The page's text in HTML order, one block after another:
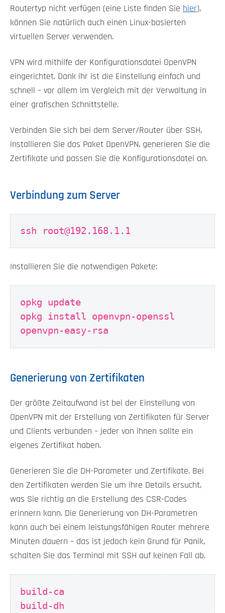
Routertyp nicht verfügen (eine Liste finden Sie hier),
können Sie natürlich auch einen Linux-basierten
virtuellen Server verwenden.
VPN wird mithilfe der Konfigurationsdatei OpenVPN
eingerichtet. Dank ihr ist die Einstellung einfach und
schnell – vor allem im Vergleich mit der Verwaltung in
einer grafischen Schnittstelle.
Verbinden Sie sich bei dem Server/Router über SSH,
installieren Sie das Paket OpenVPN, generieren Sie die
Zertifikate und passen Sie die Konfigurationsdatei an.
Verbindung zum Server
ssh root@192.168.1.1
Installieren Sie die notwendigen Pakete:
opkg update
opkg install openvpn-openssl
openvpn-easy-rsa
Generierung von Zertifikaten
Der größte Zeitaufwand ist bei der Einstellung von
OpenVPN mit der Erstellung von Zertifikaten für Server
und Clients verbunden – jeder von ihnen sollte ein
eigenes Zertifikat haben.
Generieren Sie die DH-Parameter und Zertifikate. Bei
den Zertifikaten werden Sie um ihre Details ersucht,
was Sie richtig an die Erstellung des CSR-Codes
erinnern kann. Die Generierung von DH-Parametren
kann auch bei einem leistungsfähigen Router mehrere
Minuten dauern – das ist jedoch kein Grund für Panik,
schalten Sie das Terminal mit SSH auf keinen Fall ab.
build-ca
build-dh